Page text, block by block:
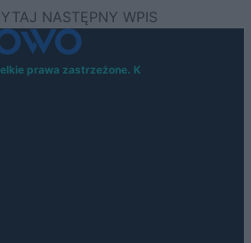
prawa zastrzeżone. K